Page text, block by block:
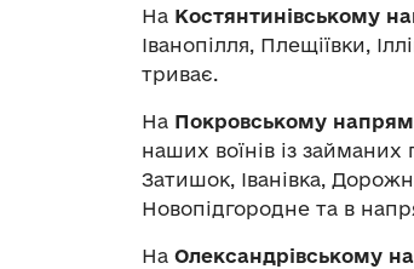
На Костянтинівському
Іванопілля, Плещіївки,
триває.
На Покровському
наших воїнів із
Затишок, Іванівка,
Новопідгородне та в
На Олександрівському